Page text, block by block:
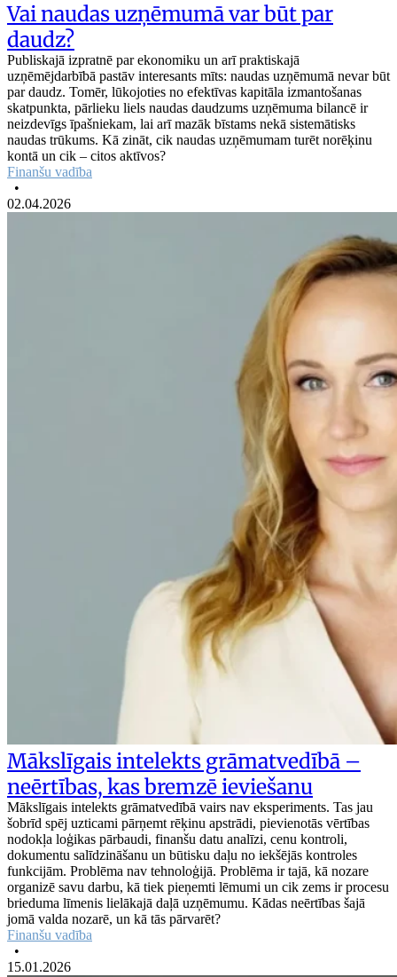
Vai naudas uzņēmumā var būt par
daudz?
Publiskajā izpratnē par ekonomiku un arī praktiskajā
uzņēmējdarbībā pastāv interesants mīts: naudas uzņēmumā nevar būt
par daudz. Tomēr, lūkojoties no efektīvas kapitāla izmantošanas
skatpunkta, pārlieku liels naudas daudzums uzņēmuma bilancē ir
neizdevīgs īpašniekam, lai arī mazāk bīstams nekā sistemātisks
naudas trūkums. Kā zināt, cik naudas uzņēmumam turēt norēķinu
kontā un cik – citos aktīvos?
Finanšu vadība
•
02.04.2026
Mākslīgais intelekts grāmatvedībā –
neērtības, kas bremzē ieviešanu
Mākslīgais intelekts grāmatvedībā vairs nav eksperiments. Tas jau
šobrīd spēj uzticami pārņemt rēķinu apstrādi, pievienotās vērtības
nodokļa loģikas pārbaudi, finanšu datu analīzi, cenu kontroli,
dokumentu salīdzināšanu un būtisku daļu no iekšējās kontroles
funkcijām. Problēma nav tehnoloģijā. Problēma ir tajā, kā nozare
organizē savu darbu, kā tiek pieņemti lēmumi un cik zems ir procesu
brieduma līmenis lielākajā daļā uzņēmumu. Kādas neērtības šajā
jomā valda nozarē, un kā tās pārvarēt?
Finanšu vadība
•
15.01.2026